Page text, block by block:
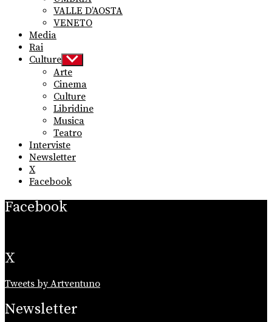
VALLE D’AOSTA
VENETO
Media
Rai
Culture Show
sub
menu
Arte
Cinema
Culture
Libridine
Musica
Teatro
Interviste
Newsletter
X
Facebook
Facebook
X
Tweets by Artventuno
Newsletter